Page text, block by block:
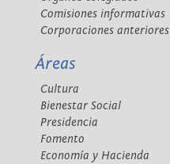
Comisiones informativas
Corporaciones anteriores
Áreas
Cultura
Bienestar Social
Presidencia
Fomento
Economía y Hacienda